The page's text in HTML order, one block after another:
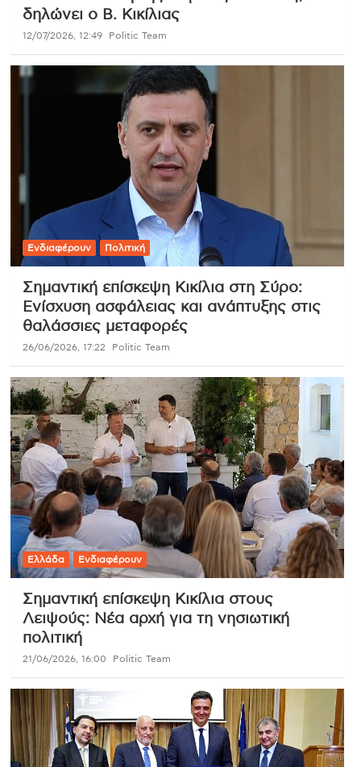
δηλώνει ο Β. Κικίλιας
12/07/2026, 12:49 Politic Team
Ενδιαφέρουν Πολιτική
Σημαντική επίσκεψη Κικίλια στη Σύρο:
Ενίσχυση ασφάλειας και ανάπτυξης στις
θαλάσσιες μεταφορές
26/06/2026, 17:22 Politic Team
Ελλάδα Ενδιαφέρουν
Σημαντική επίσκεψη Κικίλια στους
Λειψούς: Νέα αρχή για τη νησιωτική
πολιτική
21/06/2026, 16:00 Politic Team